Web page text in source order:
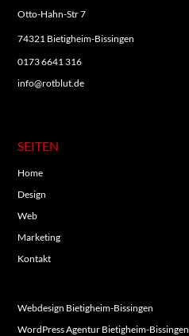
Otto-Hahn-Str 7
74321 Bietigheim-Bissingen
0173 6641 316
info@rotblut.de
SEITEN
Home
Design
Web
Marketing
Kontakt
Webdesign Bietigheim-Bissingen
WordPress Agentur Bietigheim-Bissingen